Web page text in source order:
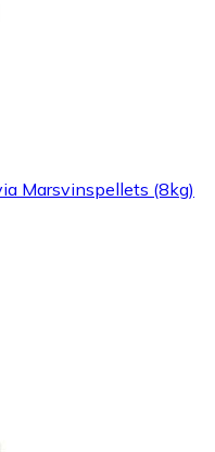
Marsvinspellets (8kg)